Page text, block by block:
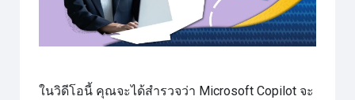
ในวิดีโอนี้ คุณจะได้สำรวจว่า Microsoft Copilot จะ